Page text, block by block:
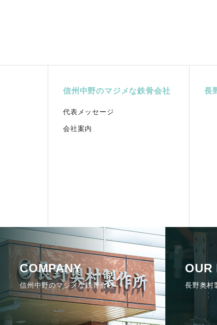
信州中野のマジメな鉄骨会社
代表メッセージ
会社案内
長
COMPANY
信州中野のマジメな鉄骨会社
OUR
長野奥村